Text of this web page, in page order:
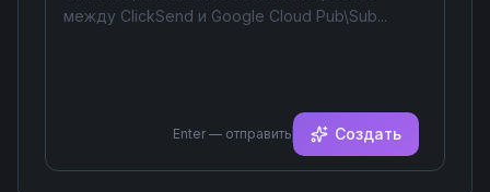
Enter — отправить Создать